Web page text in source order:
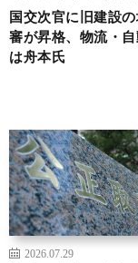
国交次官に旧建設
審が昇格、物流・
は舟本氏
2026.07.29